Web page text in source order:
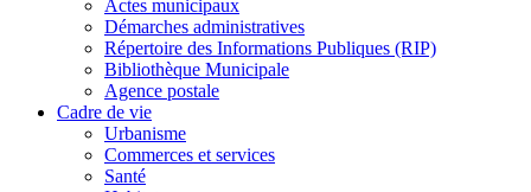
Actes municipaux
Démarches administratives
Répertoire des Informations Publiques (RIP)
Bibliothèque Municipale
Agence postale
Cadre de vie
Urbanisme
Commerces et services
Santé